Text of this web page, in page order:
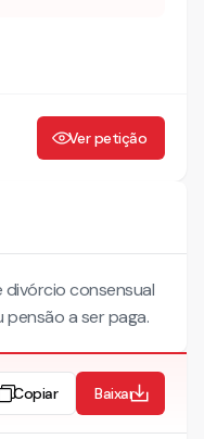
Ver petição
consensual
a ser paga.
Copiar Baixar